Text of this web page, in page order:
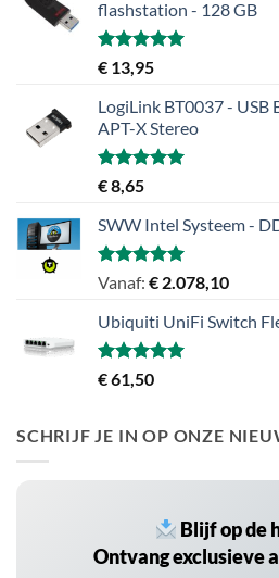
flashstation - 128 GB
Gewaardeerd
uit 5
€ 13,95
LogiLink BT0037 -
APT-X Stereo
Gewaardeerd
5.00
€8,65
SWW Intel Systeem -
Gewaardeerd
Vanaf: € 2.078,10
Ubiquiti UniFi Switch
Gewaardeerd
uit 5
€61,50
SCHRIJF JE IN OP ONZE
Blijf op de
Ontvang exclusieve